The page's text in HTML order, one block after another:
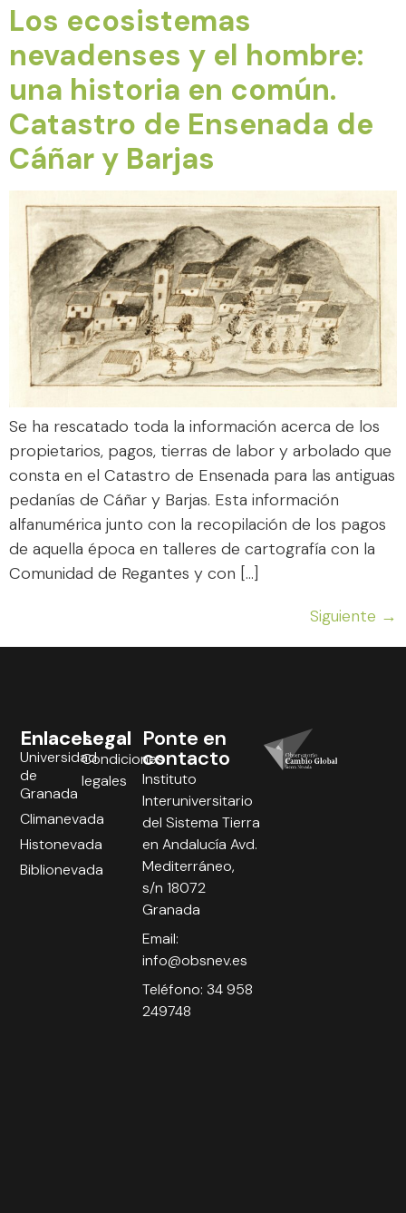
Los ecosistemas
nevadenses y el hombre:
una historia en común.
Catastro de Ensenada de
Cáñar y Barjas
Se ha rescatado toda la información acerca de los
propietarios, pagos, tierras de labor y arbolado que
consta en el Catastro de Ensenada para las antiguas
pedanías de Cáñar y Barjas. Esta información
alfanumérica junto con la recopilación de los pagos
de aquella época en talleres de cartografía con la
Comunidad de Regantes y con […]
Siguiente →
Legal
Condiciones
legales
Enlaces
Universidad
de
Granada
Climanevada
Histonevada
Biblionevada
Ponte en
contacto
Instituto
Interuniversitario
del Sistema Tierra
en Andalucía Avd.
Mediterráneo,
s/n 18072
Granada
Email:
info@obsnev.es
Teléfono: 34 958
249748